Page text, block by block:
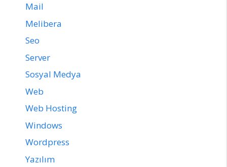
Mail
Melibera
Seo
Server
Sosyal Medya
Web
Web Hosting
Windows
Wordpress
Yazılım